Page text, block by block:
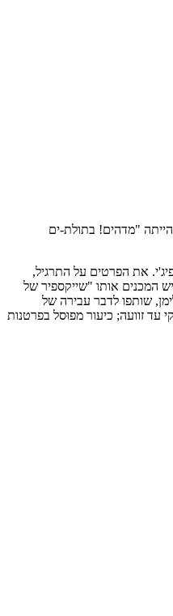
"מדהים! בתולת-ים
את הפרטים על התרגיל,
המכנים אותו "שייקספיר של
שותפו לדבר עבירה של
עד זוועה; כיעור מפוּסל בפרטנות